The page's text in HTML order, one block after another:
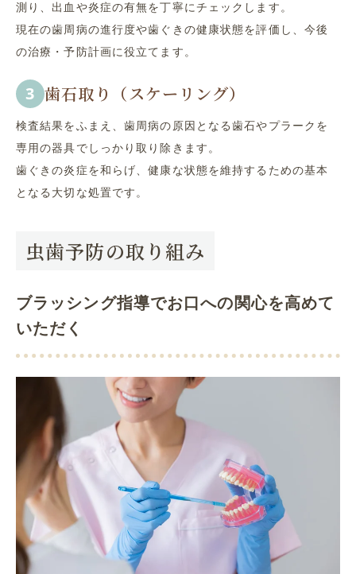
測り、出血や炎症の有無を丁寧にチェックします。
現在の歯周病の進行度や歯ぐきの健康状態を評価し、今後
の治療・予防計画に役立てます。
歯石取り（スケーリング）
検査結果をふまえ、歯周病の原因となる歯石やプラークを
専用の器具でしっかり取り除きます。
歯ぐきの炎症を和らげ、健康な状態を維持するための基本
となる大切な処置です。
虫歯予防の取り組み
ブラッシング指導でお口への関心を高めて
いただく